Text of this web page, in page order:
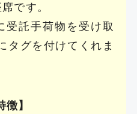
です。
受託手荷物を受け取
タグを付けてくれま
徴】